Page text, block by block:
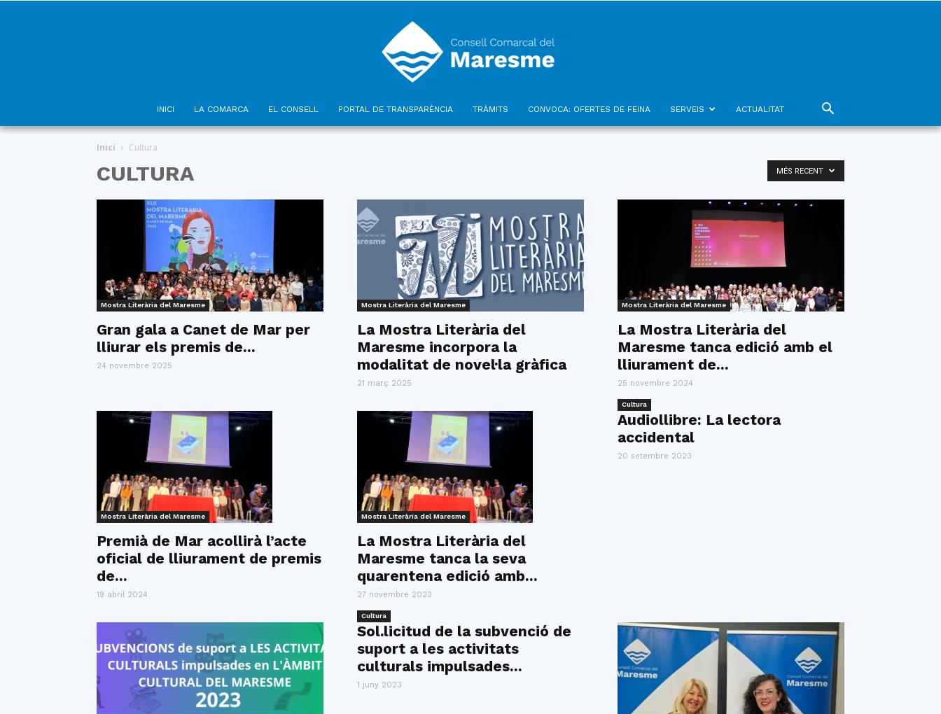
Comarcal
Maresme
INICI LA COMARCA EL CONSELL PORTAL DE TRANSPARÈNCIA TRÀMITS CONVOCA: OFERTES DE FEINA SERVEIS ACTUALITAT
Inici Cultura
CULTURA MÉS RECENT
Mostra Literària del Maresme
Gran gala a Canet de Mar per
lliurar els premis de...
24 novembre 2025
Mostra Literària del Maresme
La Mostra Literària del
Maresme incorpora la
modalitat de novel·la gràfica
21 març 2025
Mostra Literària del Maresme
La Mostra Literària del
Maresme tanca edició amb el
lliurament de...
25 novembre 2024
Mostra Literària del Maresme
Premià de Mar acollirà l’acte
oficial de lliurament de premis
de...
19 abril 2024
Mostra Literària del Maresme
La Mostra Literària del
Maresme tanca la seva
quarentena edició amb...
27 novembre 2023
Cultura
Audiollibre: La lectora
accidental
20 setembre 2023
Cultura
Sol.licitud de la subvenció de
suport a les activitats
culturals impulsades...
1 juny 2023